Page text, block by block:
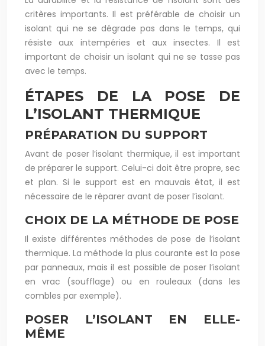
critères importants. Il est préférable de choisir un
isolant qui ne se dégrade pas dans le temps, qui
résiste aux intempéries et aux insectes. Il est
important de choisir un isolant qui ne se tasse pas
avec le temps.
ÉTAPES DE LA POSE DE
L’ISOLANT THERMIQUE
PRÉPARATION DU SUPPORT
Avant de poser l’isolant thermique, il est important
de préparer le support. Celui-ci doit être propre, sec
et plan. Si le support est en mauvais état, il est
nécessaire de le réparer avant de poser l’isolant.
CHOIX DE LA MÉTHODE DE POSE
Il existe différentes méthodes de pose de l’isolant
thermique. La méthode la plus courante est la pose
par panneaux, mais il est possible de poser l’isolant
en vrac (soufflage) ou en rouleaux (dans les
combles par exemple).
POSER L’ISOLANT EN ELLE-
MÊME